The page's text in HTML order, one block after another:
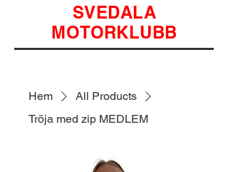
SVEDALA
MOTORKLUBB
Hem
All Products
Tröja med zip MEDLEM